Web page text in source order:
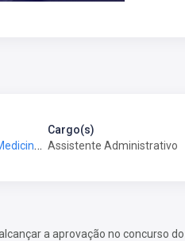
Conselho Regional de Medicina Veterinária do Estado do Pernambuco - CRMV-PE
Cargo(s)
Assistente Administrativo
a aprovação no concurso do